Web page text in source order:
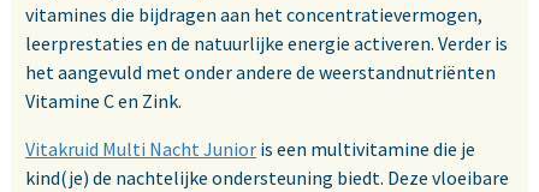
vitamines die bijdragen aan het concentratievermogen,
leerprestaties en de natuurlijke energie activeren. Verder is
het aangevuld met onder andere de weerstandnutriënten
Vitamine C en Zink.
Vitakruid Multi Nacht Junior is een multivitamine die je
kind(je) de nachtelijke ondersteuning biedt. Deze vloeibare